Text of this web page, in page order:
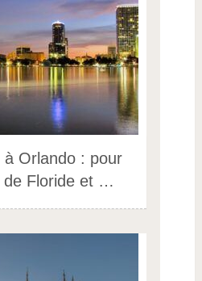
à Orlando : pour
de Floride et …